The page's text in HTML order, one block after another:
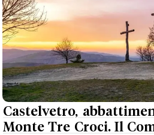
Castelvetro,
Monte Tre Croci. Il